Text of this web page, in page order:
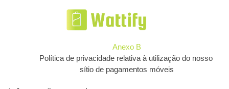
Anexo B
Política de privacidade relativa à utilização do nosso
sítio de pagamentos móveis